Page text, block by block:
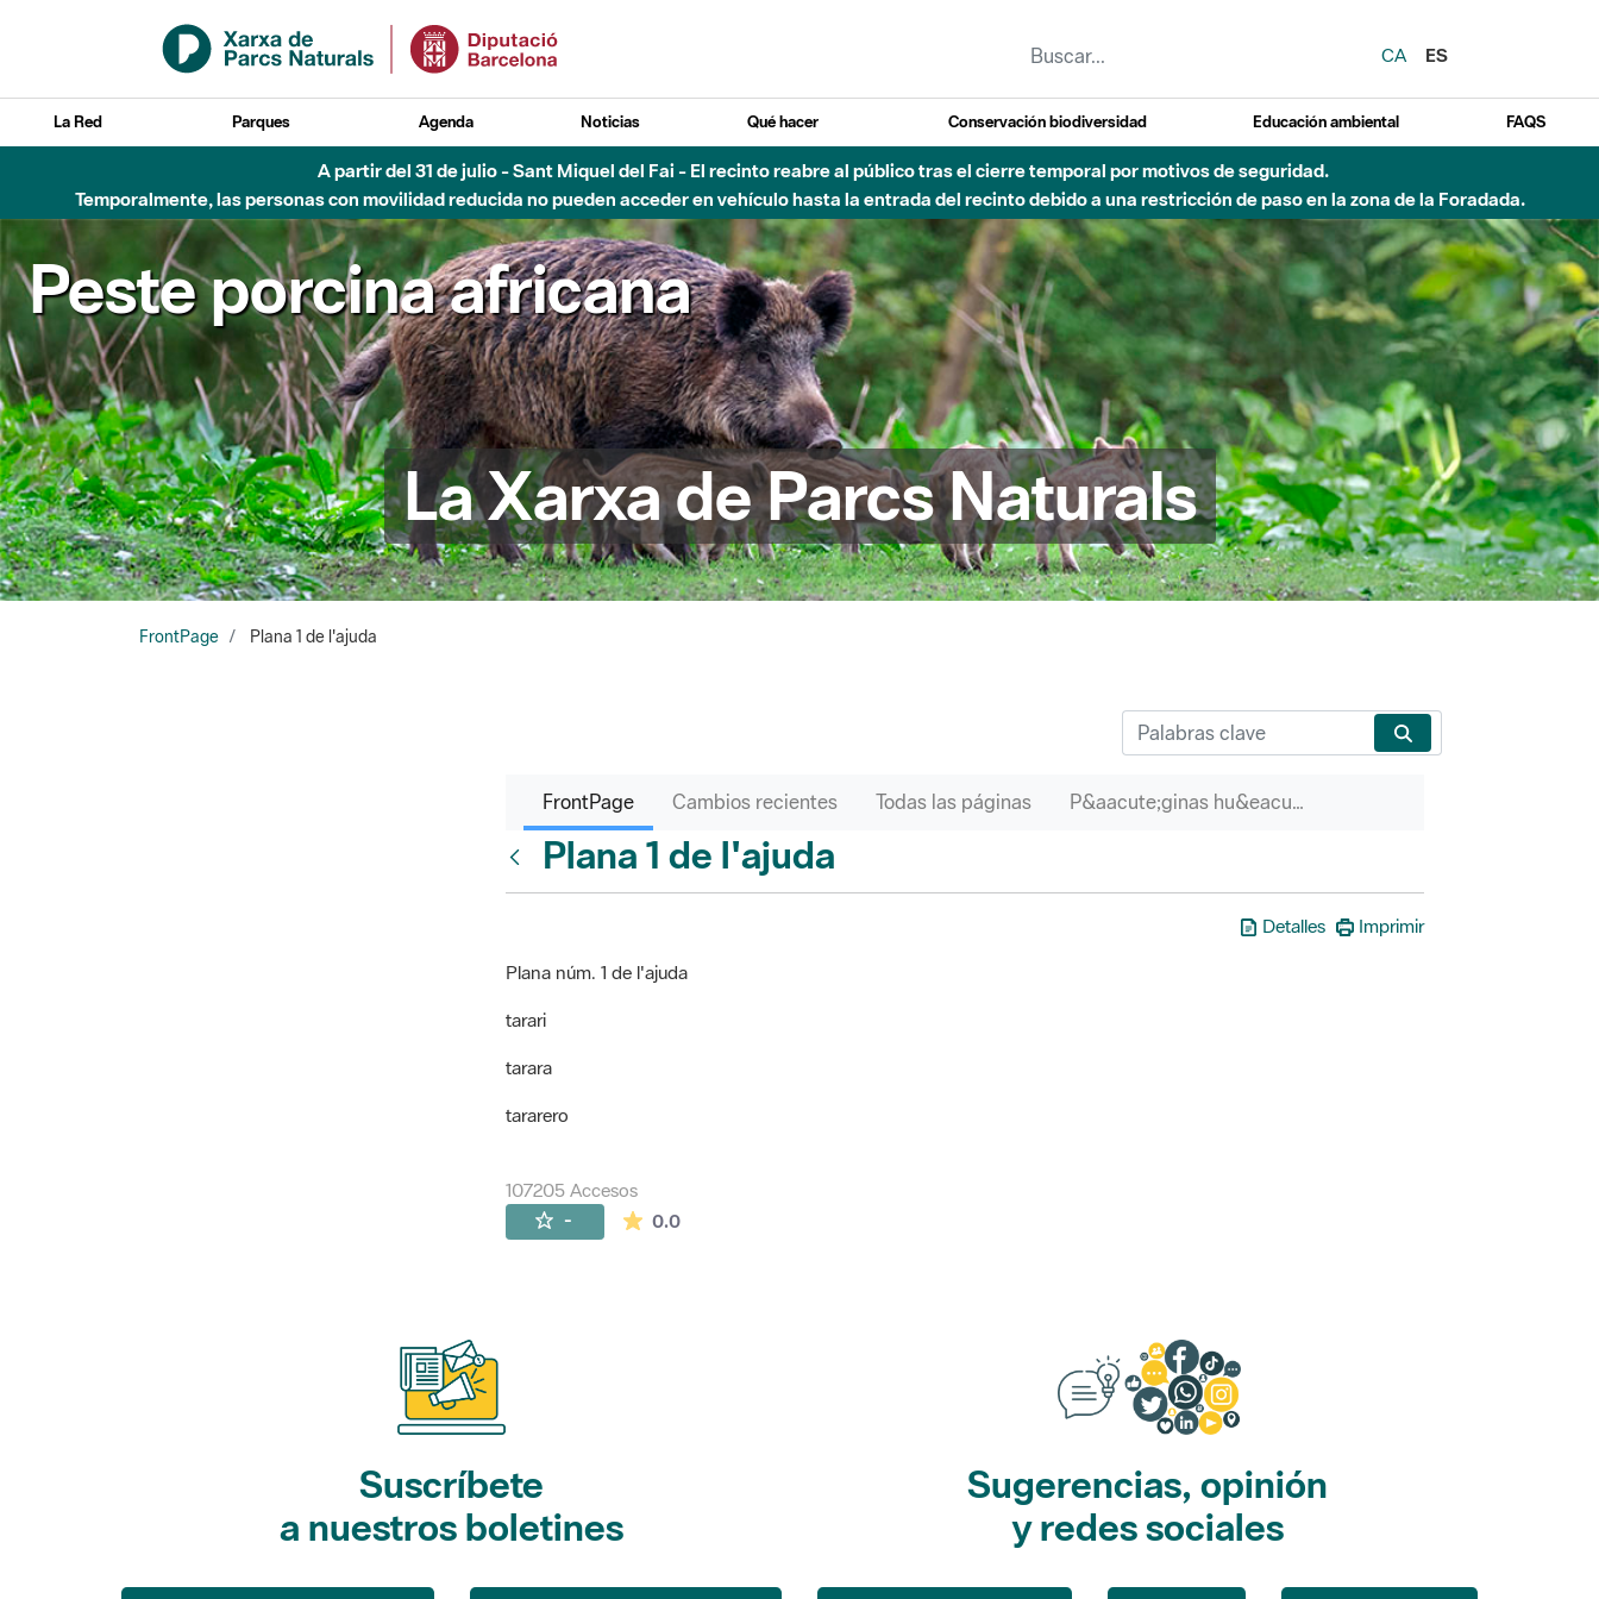
Saltar al contenido principal
CA
ES
La Red Parques Agenda Noticias Qué hacer Conservación biodiversidad Educación ambiental FAQS
A partir del 31 de julio - Sant Miquel del Fai - El recinto reabre al público tras el cierre temporal por motivos de seguridad.
Temporalmente, las personas con movilidad reducida no pueden acceder en vehículo hasta la entrada del recinto debido a una restricción de paso en la zona de la Foradada.
Peste porcina africana
La Xarxa de Parcs Naturals
FrontPage Plana 1 de l'ajuda
FrontPage Cambios recientes Todas las páginas P&aacute;ginas hu&eacute;rfanas
Plana 1 de l'ajuda
Detalles
Imprimir
Plana núm. 1 de l'ajuda
tarari
tarara
tararero
107205 Accesos
- 0.0La valoración media es de 0 estrellas de 5.
Suscríbete
a nuestros boletines
Sugerencias, opinión
y redes sociales